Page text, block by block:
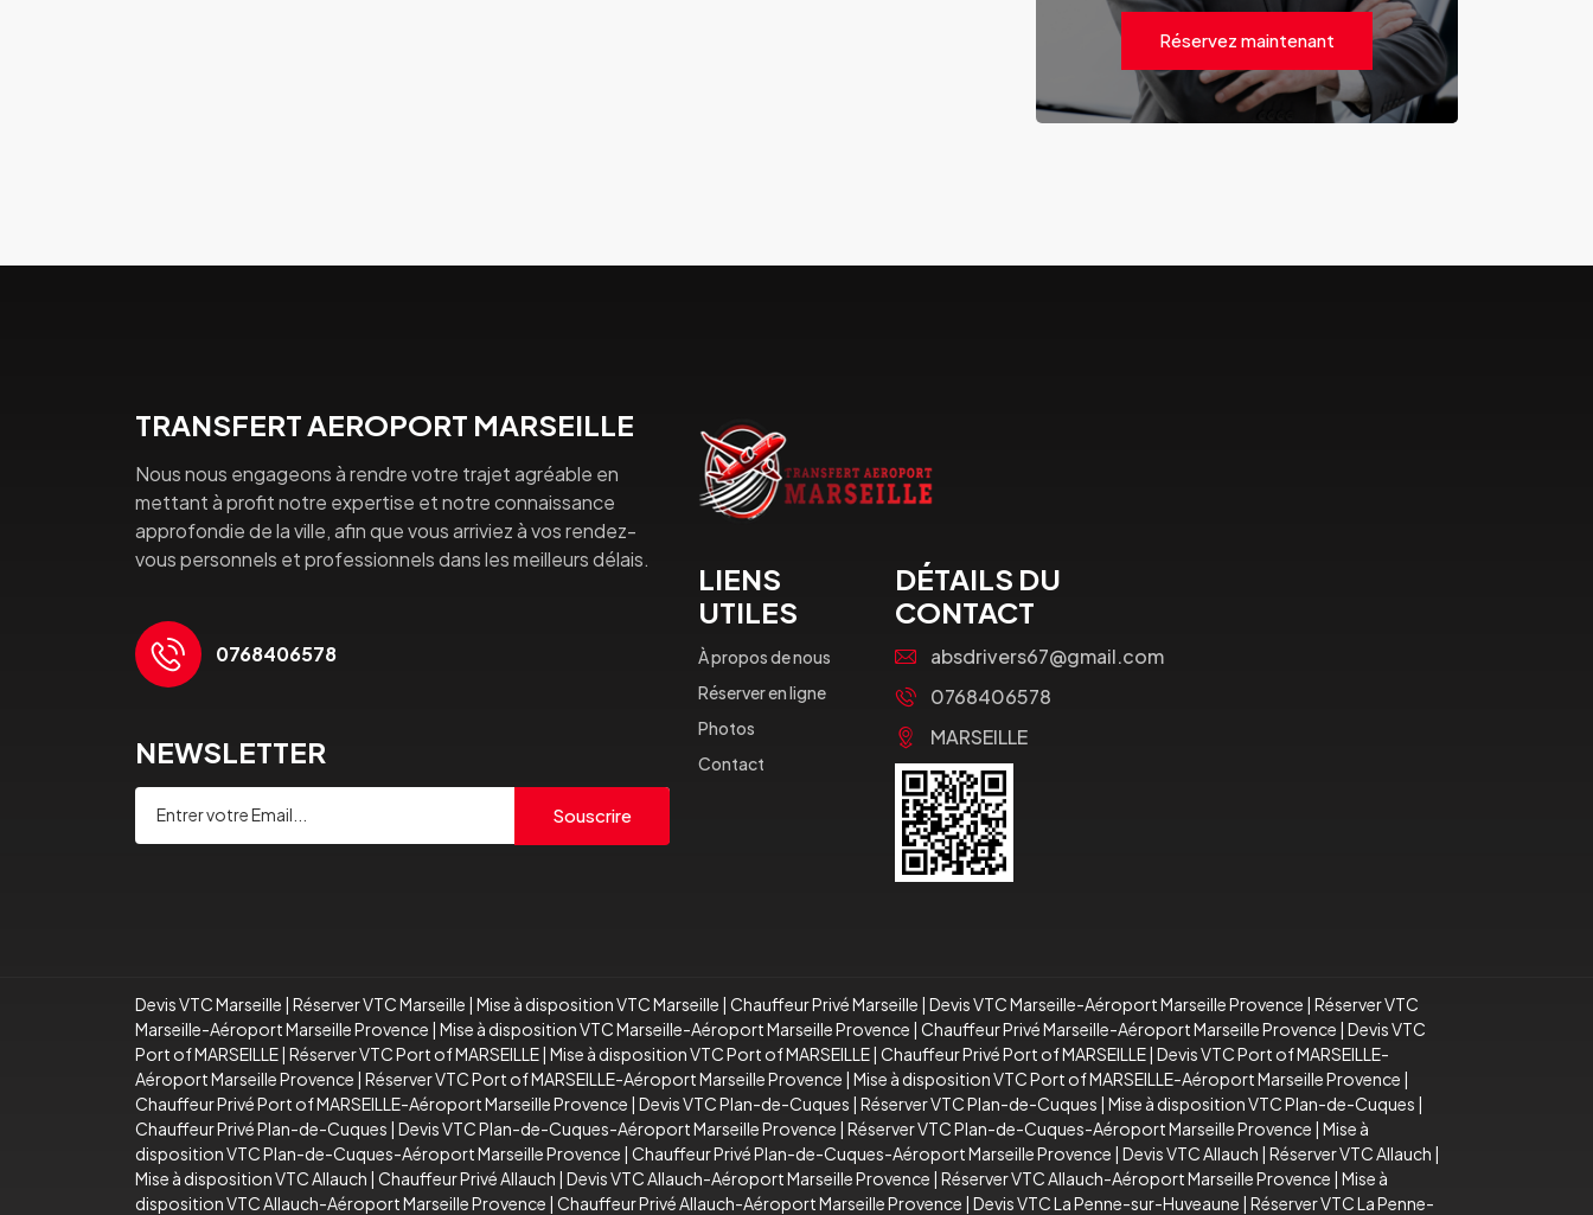
Réservez maintenant
TRANSFERT AEROPORT MARSEILLE
Nous nous engageons à rendre votre trajet agréable en
mettant à profit notre expertise et notre connaissance
approfondie de la ville, afin que vous arriviez à vos rendez-
vous personnels et professionnels dans les meilleurs délais.
0768406578
NEWSLETTER
Souscrire
LIENS
UTILES
À propos de nous
Réserver en ligne
Photos
Contact
DÉTAILS DU
CONTACT
absdrivers67@gmail.com
0768406578
MARSEILLE
Devis VTC Marseille | Réserver VTC Marseille | Mise à disposition VTC Marseille | Chauffeur Privé Marseille | Devis VTC Marseille-Aéroport Marseille Provence | Réserver VTC
Marseille-Aéroport Marseille Provence | Mise à disposition VTC Marseille-Aéroport Marseille Provence | Chauffeur Privé Marseille-Aéroport Marseille Provence | Devis VTC
Port of MARSEILLE| Réserver VTC Port of MARSEILLE| Mise à disposition VTC Port of MARSEILLE| Chauffeur Privé Port of MARSEILLE| Devis VTC Port of MARSEILLE-
Aéroport Marseille Provence | Réserver VTC Port of MARSEILLE-Aéroport Marseille Provence | Mise à disposition VTC Port of MARSEILLE-Aéroport Marseille Provence |
Chauffeur Privé Port of MARSEILLE-Aéroport Marseille Provence | Devis VTC Plan-de-Cuques | Réserver VTC Plan-de-Cuques | Mise à disposition VTC Plan-de-Cuques |
Chauffeur Privé Plan-de-Cuques | Devis VTC Plan-de-Cuques-Aéroport Marseille Provence | Réserver VTC Plan-de-Cuques-Aéroport Marseille Provence | Mise à
disposition VTC Plan-de-Cuques-Aéroport Marseille Provence | Chauffeur Privé Plan-de-Cuques-Aéroport Marseille Provence | Devis VTC Allauch | Réserver VTC Allauch |
Mise à disposition VTC Allauch | Chauffeur Privé Allauch | Devis VTC Allauch-Aéroport Marseille Provence | Réserver VTC Allauch-Aéroport Marseille Provence | Mise à
disposition VTC Allauch-Aéroport Marseille Provence | Chauffeur Privé Allauch-Aéroport Marseille Provence | Devis VTC La Penne-sur-Huveaune | Réserver VTC La Penne-